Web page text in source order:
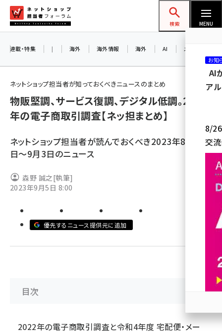
ン
ネットショップ担当者フォーラム
検索 MENU
amazon (2255)
楽天 (1874)
アスクル (1122)
ビィ・フォアード (776)
連載・特集 | 海外 海外情報 海外 AI メタバース
ネットショップ担当者が知っておくべきニュースのまとめ
物販堅調、サービス復調、デジタル低調。2022
年の電子商取引調査【ネッ担まとめ】
ネットショップ担当者が読んでおくべき2023年8月28
日～9月3日のニュース
森野 誠之[執筆]
2023年9月5日 8:00
優先するニュース提供元に追加
目次
2022年の電子商取引調査と令和4年度 宅配便・メー
お知
AI
ア
8/26
交
参